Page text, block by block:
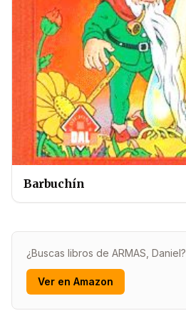
Barbuchín
¿Buscas libros de ARMAS, Daniel?
Ver en Amazon